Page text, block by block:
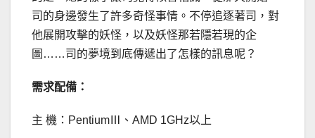
司的身邊發生了許多奇怪事情。不停追逐著司，對
他展開攻擊的妖怪，以及妖怪那若隱若現的企
圖……司的夢境到底傳遞出了怎樣的訊息呢？
需求配備：
主 機：PentiumⅢ、AMD 1GHz以上